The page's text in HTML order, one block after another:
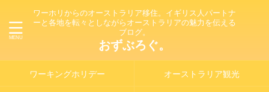
ワーホリからのオーストラリア移住。イギリス人パートナ
ーと各地を転々としながらオーストラリアの魅力を伝える
ブログ。
おずぶろぐ。
ワーキングホリデー オーストラリア観光